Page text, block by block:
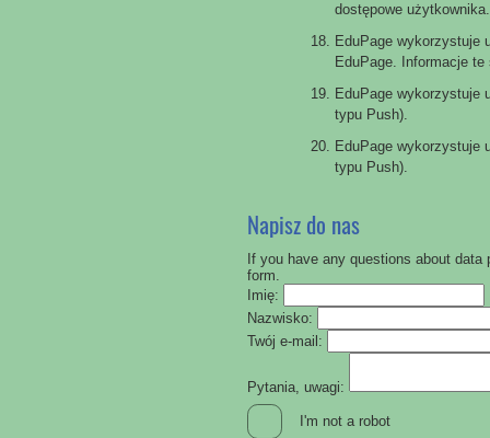
dostępowe
EduPage wykorzystuje
EduPage. Informacje
EduPage wykorzystuje
typu Push).
EduPage wykorzystuje
typu Push).
Napisz do nas
If you have any questions about
form.
Imię:
Nazwisko:
Twój e-mail:
Pytania, uwagi:
I'm not a robot